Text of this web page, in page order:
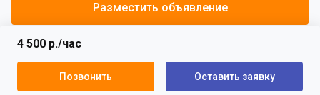
4 500 р./час
Позвонить Оставить заявку
Разместить объявление
Пользовательское соглашение